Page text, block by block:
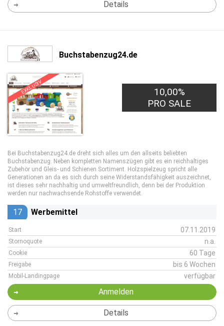
Details
Buchstabenzug24.de
EXKLUSIV
10,00%
PRO SALE
Bei Buchstabenzug24.de dreht sich alles um den allseits beliebten
Buchstabenzug. Neben kompletten Namenszügen gibt es ein reichhaltiges
Zubehör und Gleis- und Schienen Sortiment. Holzspielzeug spricht alle
Generationen an da es sich durch seine Widerstandsfähigkeit auszeichnet,
ist dieses sehr nachhaltig und umweltfreundlich, denn bei der Produktion
werden nur nachwachsende Rohstoffe verwendet.
17 Werbemittel
Start 07.11.2019
Stornoquote n.a.
Cookie 60 Tage
Freigabe bis 6 Wochen
Mobil-Landingpage verfügbar
Anmelden
Details